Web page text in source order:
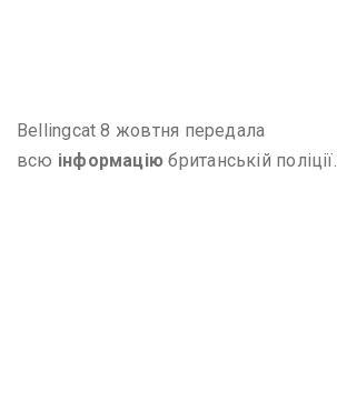
Bellingcat 8 жовтня передала
всю інформацію британській поліції.